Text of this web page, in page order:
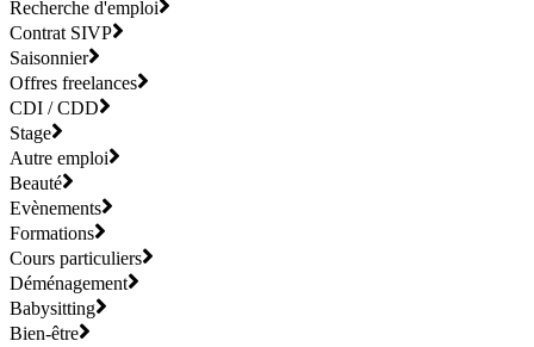
Recherche d'emploi
Contrat SIVP
Saisonnier
Offres freelances
CDI / CDD
Stage
Autre emploi
Beauté
Evènements
Formations
Cours particuliers
Déménagement
Babysitting
Bien-être